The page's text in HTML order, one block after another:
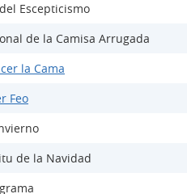
Escepticismo
de la Camisa Arrugada
la Cama
Feo
de la Navidad